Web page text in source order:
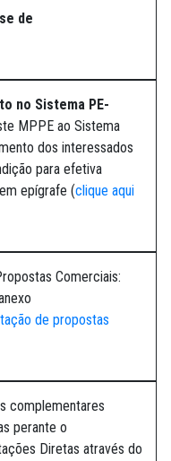
de
no Sistema PE-
MPPE ao Sistema
dos interessados
para efetiva
epígrafe (clique aqui
Comerciais:
de propostas
complementares
perante o
Diretas através do